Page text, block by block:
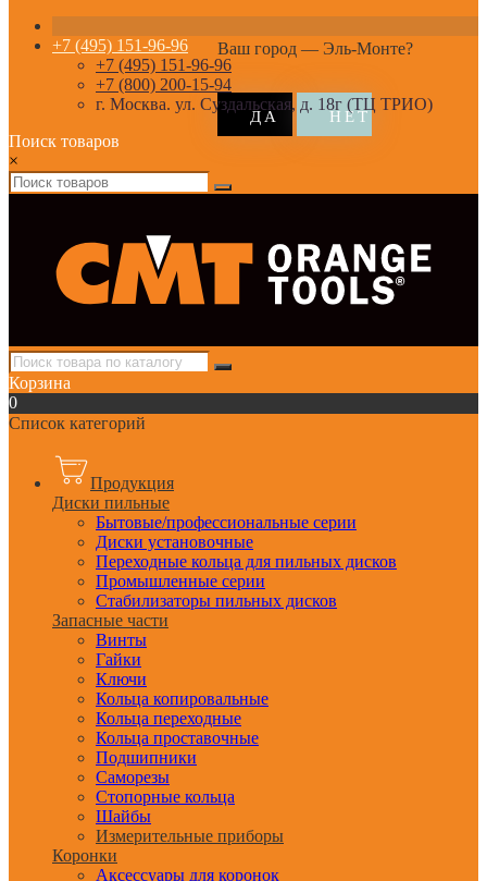
Ваш город — Эль-Монте?
+7 (495) 151-96-96
+7 (495) 151-96-96
+7 (800) 200-15-94
г. Москва. ул. Суздальская, д. 18г (ТЦ ТРИО)
Поиск товаров
×
Корзина
0
Список категорий
Продукция
Диски пильные
Бытовые/профессиональные серии
Диски установочные
Переходные кольца для пильных дисков
Промышленные серии
Стабилизаторы пильных дисков
Запасные части
Винты
Гайки
Ключи
Кольца копировальные
Кольца переходные
Кольца проставочные
Подшипники
Саморезы
Стопорные кольца
Шайбы
Измерительные приборы
Коронки
Аксессуары для коронок